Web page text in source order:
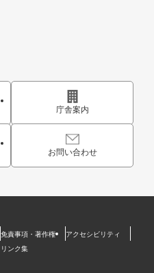
庁舎案内
お問い合わせ
免責事項・著作権
アクセシビリティ
リンク集